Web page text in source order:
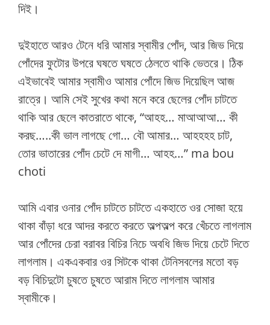
দিই।
দুইহাতে আরও টেনে ধরি আমার স্বামীর পোঁদ, আর জিভ দিয়ে
পোঁদের ফুটোর উপরে ঘষতে ঘষতে ঠেলতে থাকি ভেতরে। ঠিক
এইভাবেই আমার স্বামীও আমার পোঁদে জিভ দিয়েছিল আজ
রাত্রে। আমি সেই সুখের কথা মনে করে ছেলের পোঁদ চাটতে
থাকি আর ছেলে কাতরাতে থাকে, “আহহ… মাআআআ… কী
করছ…..কী ভাল লাগছে গো… বৌ আমার… আহহহহ চাট,
তোর ভাতারের পোঁদ চেটে দে মাগী… আহহ…” ma bou
choti
আমি এবার ওনার পোঁদ চাটতে চাটতে একহাতে ওর সোজা হয়ে
থাকা বাঁড়া ধরে আদর করতে করতে অল্পঅল্প করে খেঁচতে লাগলাম
আর পোঁদের চেরা বরাবর বিচির নিচে অবধি জিভ দিয়ে চেটে দিতে
লাগলাম। একএকবার ওর সিটকে থাকা টেনিসবলের মতো বড়
বড় বিচিদুটো চুষতে চুষতে আরাম দিতে লাগলাম আমার
স্বামীকে।